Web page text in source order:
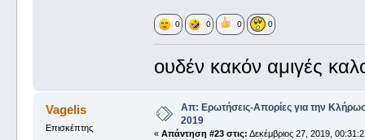
0 0 0 0
ουδέν κακόν αμιγές
Vagelis
Επισκέπτης
Απ: Ερωτήσεις-Απορίες για την
2019
«Απάντηση #23 στις: Δεκέμβριος 27, 2019,